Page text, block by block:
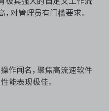
对管理员有门槛要求。
作闻名，聚焦高流速软件
能表现极佳。